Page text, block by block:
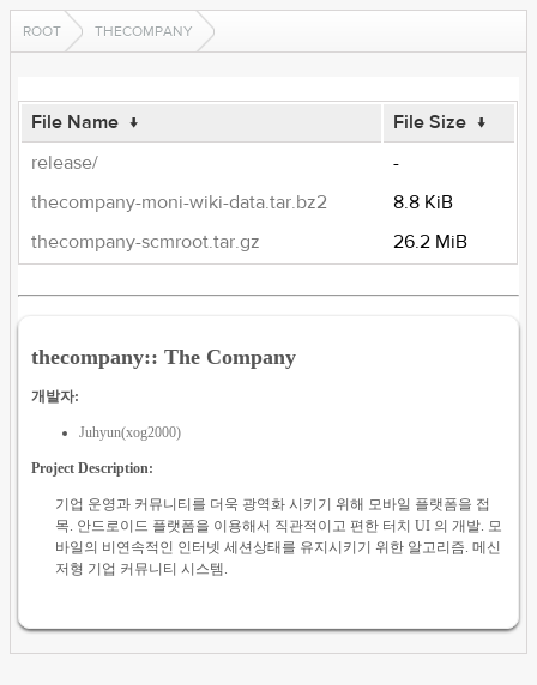
ROOT THECOMPANY
File Name ↓ File Size ↓
release/
-
thecompany-moni-wiki-data.tar.bz2
8.8 KiB
thecompany-scmroot.tar.gz
26.2 MiB
thecompany:: The Company
개발자:
Juhyun(xog2000)
Project Description:
기업 운영과 커뮤니티를 더욱 광역화 시키기 위해 모바일 플랫폼을 접
목. 안드로이드 플랫폼을 이용해서 직관적이고 편한 터치 UI 의 개발. 모
바일의 비연속적인 인터넷 세션상태를 유지시키기 위한 알고리즘. 메신
저형 기업 커뮤니티 시스템.